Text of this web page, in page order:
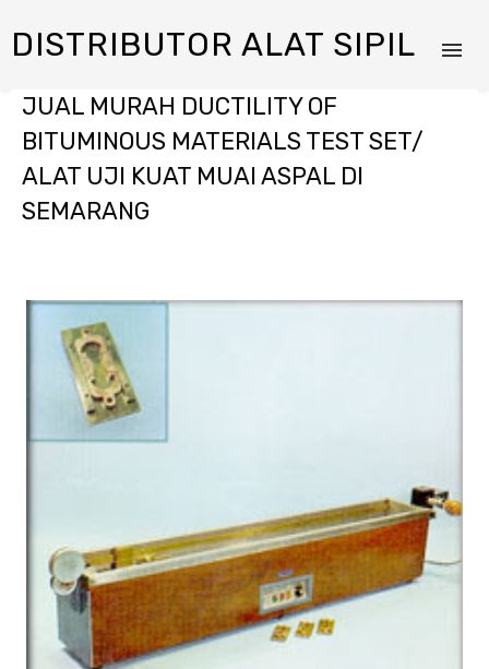
DISTRIBUTOR ALAT SIPIL
JUAL MURAH DUCTILITY OF
BITUMINOUS MATERIALS TEST SET/
ALAT UJI KUAT MUAI ASPAL DI
SEMARANG